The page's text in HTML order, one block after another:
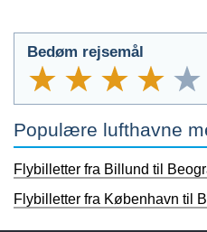
Bedøm rejsemål
Populære lufthavne
Flybilletter fra Billund til
Flybilletter fra København til